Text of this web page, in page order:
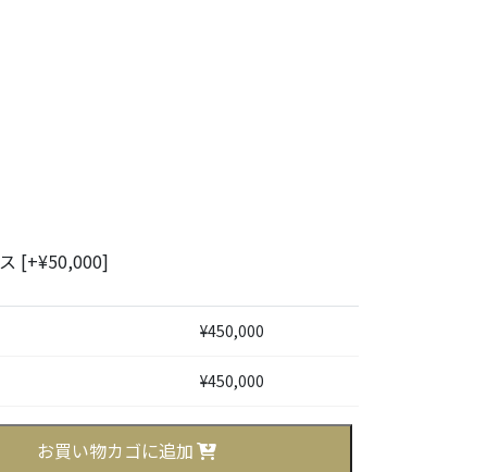
[+¥50,000]
¥450,000
¥450,000
お買い物カゴに追加